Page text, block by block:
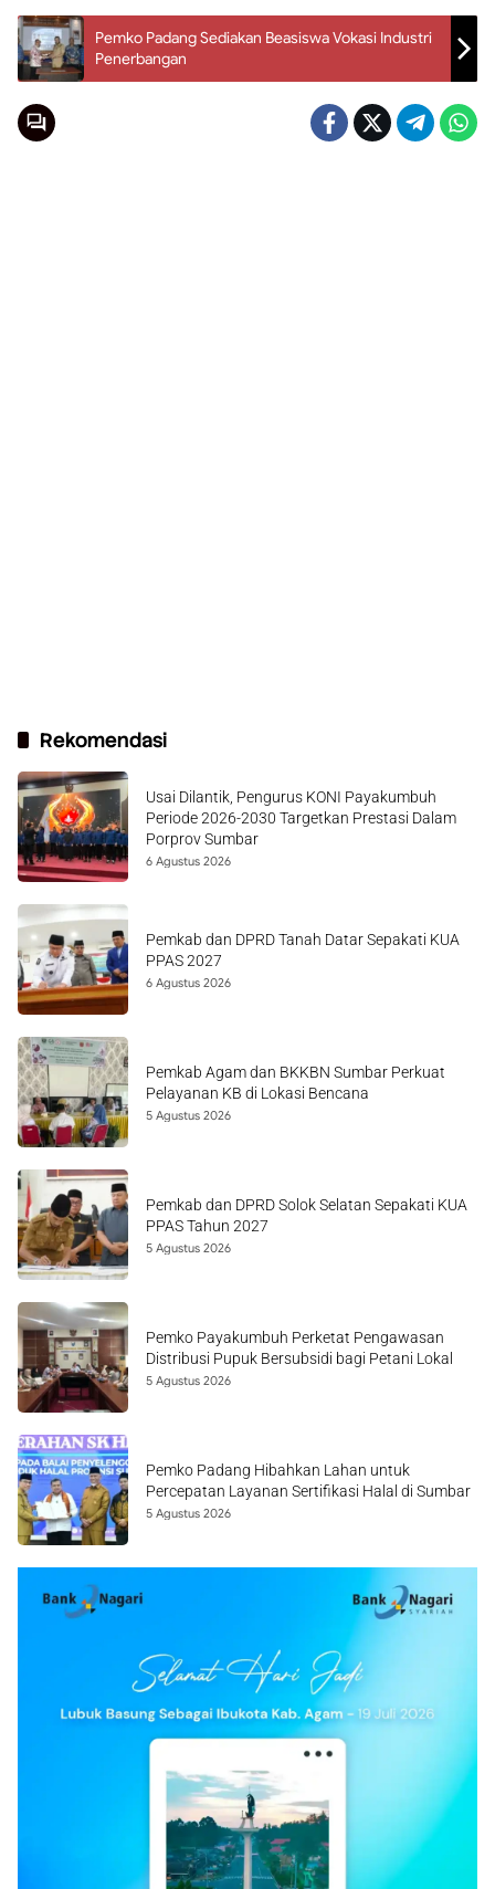
Pemko Padang Sediakan Beasiswa Vokasi Industri
Penerbangan
Rekomendasi
Usai Dilantik, Pengurus KONI Payakumbuh
Periode 2026-2030 Targetkan Prestasi Dalam
Porprov Sumbar
6 Agustus 2026
Pemkab dan DPRD Tanah Datar Sepakati KUA
PPAS 2027
6 Agustus 2026
Pemkab Agam dan BKKBN Sumbar Perkuat
Pelayanan KB di Lokasi Bencana
5 Agustus 2026
Pemkab dan DPRD Solok Selatan Sepakati KUA
PPAS Tahun 2027
5 Agustus 2026
Pemko Payakumbuh Perketat Pengawasan
Distribusi Pupuk Bersubsidi bagi Petani Lokal
5 Agustus 2026
Pemko Padang Hibahkan Lahan untuk
Percepatan Layanan Sertifikasi Halal di Sumbar
5 Agustus 2026